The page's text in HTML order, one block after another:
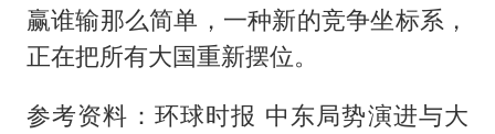
赢谁输那么简单，一种新的竞争坐标系，
正在把所有大国重新摆位。
参考资料：环球时报 中东局势演进与大